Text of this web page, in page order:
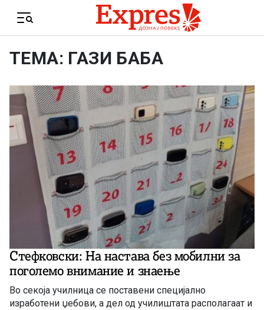
Menu
ТЕМА: ГАЗИ БАБА
Стефковски: На настава без мобилни за
поголемо внимание и знаење
Во секоја училница се поставени специјално
изработени џебови, а дел од училиштата располагаат и